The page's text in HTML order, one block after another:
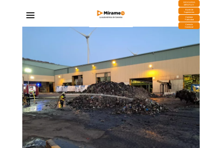
DESCARGA
MIRAPLAY
Buzón de
Sugerencias
Contratar
Publicidad
Contacto
Comercial